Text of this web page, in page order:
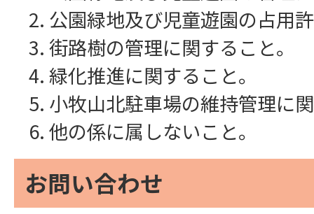
公園緑地及び児童遊園の占用
街路樹の管理に関すること。
緑化推進に関すること。
小牧山北駐車場の維持管理に
他の係に属しないこと。
お問い合わせ